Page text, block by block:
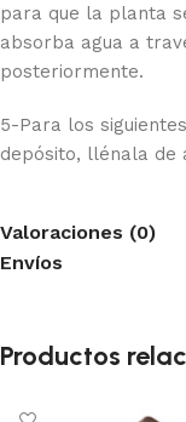
para que la planta
absorba agua a
posteriormente.
5-Para los
depósito, llénala de
Valoraciones (0)
Envíos
Productos